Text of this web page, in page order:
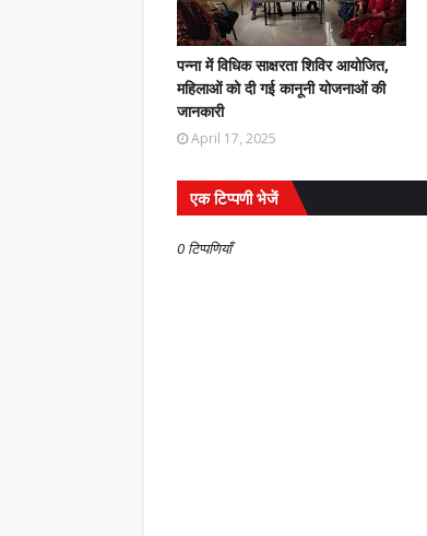
पन्ना में विधिक साक्षरता शिविर आयोजित,
महिलाओं को दी गई कानूनी योजनाओं की
जानकारी
April 17, 2025
एक टिप्पणी भेजें
0 टिप्पणियाँ